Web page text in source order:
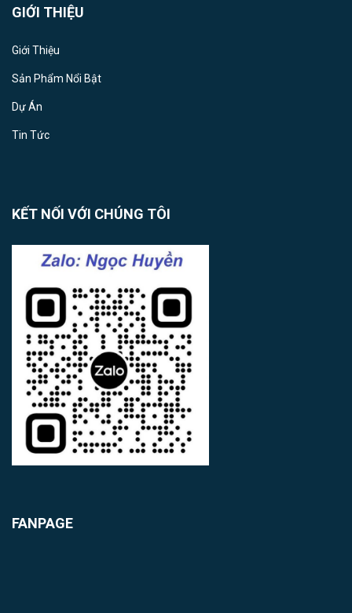
GIỚI THIỆU
Giới Thiệu
Sản Phẩm Nổi Bật
Dự Án
Tin Tức
KẾT NỐI VỚI CHÚNG TÔI
FANPAGE